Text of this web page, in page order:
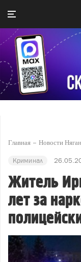
Главная Новости
Криминал
Житель
лет за